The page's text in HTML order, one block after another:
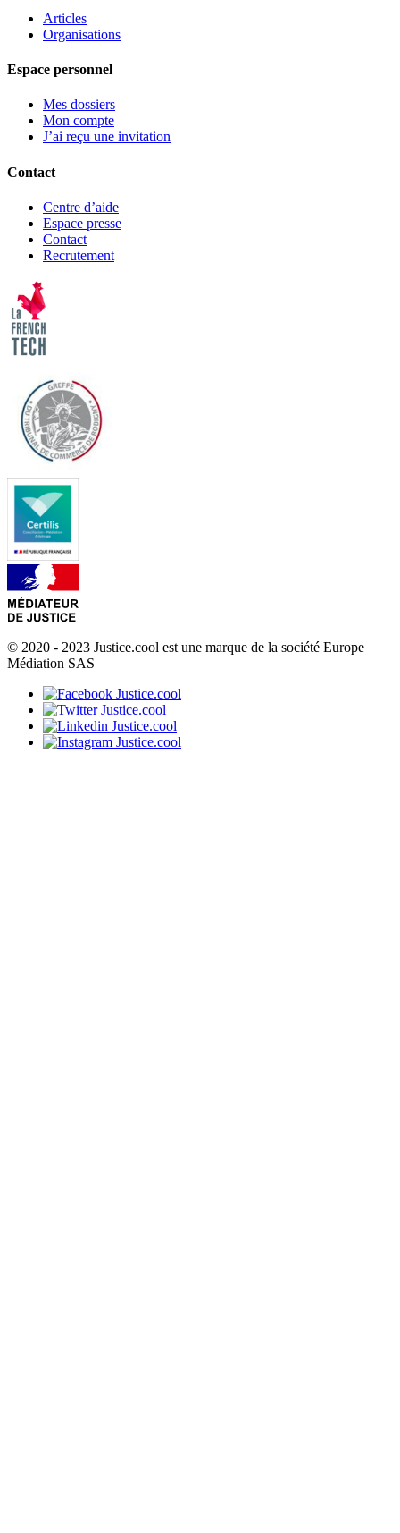
Articles
Organisations
Espace personnel
Mes dossiers
Mon compte
J’ai reçu une invitation
Contact
Centre d’aide
Espace presse
Contact
Recrutement
© 2020 - 2023 Justice.cool est une marque de la société Europe
Médiation SAS